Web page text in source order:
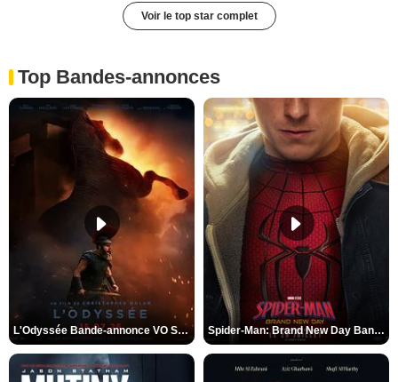
Voir le top star complet
Top Bandes-annonces
L'Odyssée Bande-annonce VO STFR Spider-Man: Brand New Day Bande-annonce VO STFR